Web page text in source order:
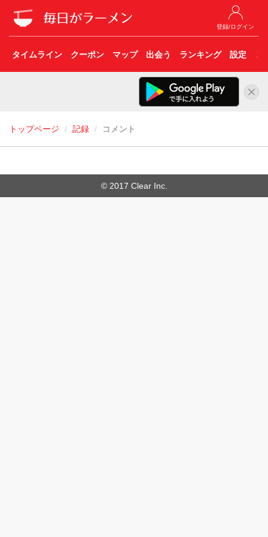
登録/ログイン
タイムライン クーポン マップ 出会う ランキング 設定 こ
トップページ 記録 コメント
© 2017 Clear Inc.